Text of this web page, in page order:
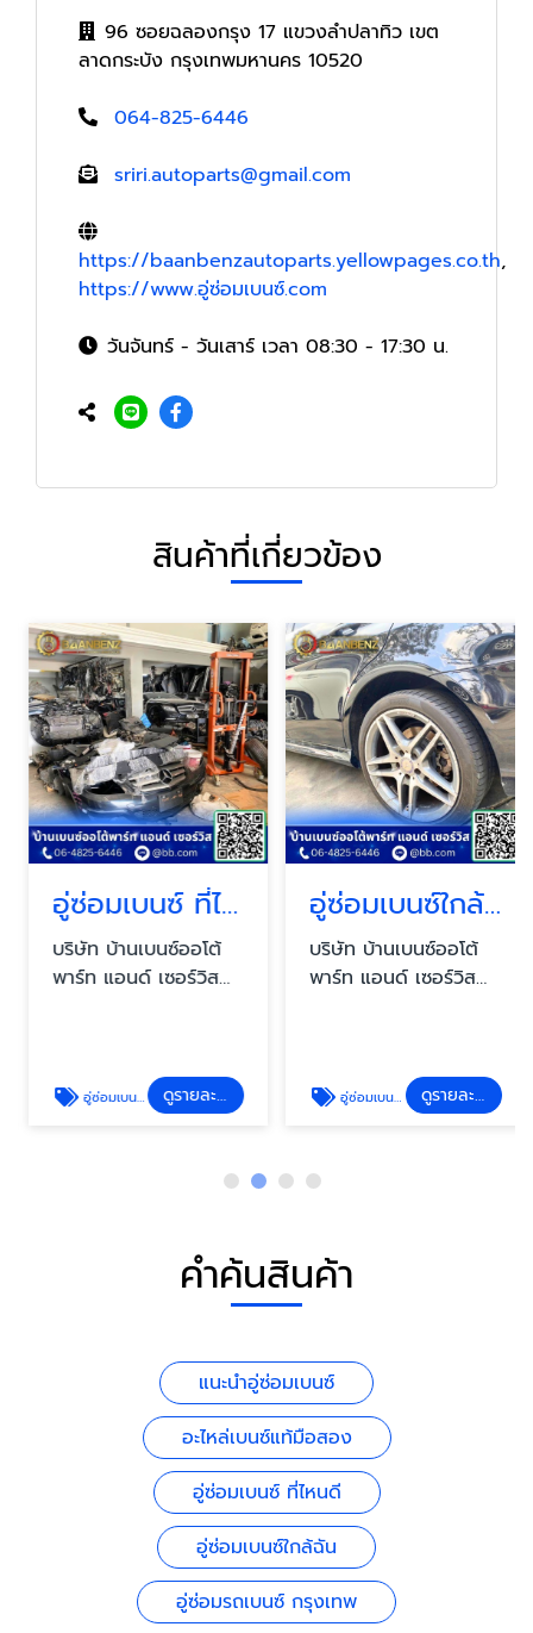
96 ซอยฉลองกรุง 17 แขวงลำปลาทิว เขต
ลาดกระบัง กรุงเทพมหานคร 10520
064-825-6446
sriri.autoparts@gmail.com
https://baanbenzautoparts.yellowpages.co.th,
https://www.อู่ซ่อมเบนซ์.com
วันจันทร์ - วันเสาร์ เวลา 08:30 - 17:30 น.
สินค้าที่เกี่ยวข้อง
อู่ซ่อมเบนซ์ ที่ไหนดี
บริษัท บ้านเบนซ์ออโต้
พาร์ท แอนด์ เซอร์วิส
อู่ซ่อมเบนซ์ ที่ไหนดี ดูรายละเอียด
อู่ซ่อมเบนซ์ใกล้ฉัน
บริษัท บ้านเบนซ์ออโต้
พาร์ท แอนด์ เซอร์วิส
อู่ซ่อมเบนซ์ใกล้ฉัน ดูรายละเอียด
คำค้นสินค้า
แนะนำอู่ซ่อมเบนซ์
อะไหล่เบนซ์แท้มือสอง
อู่ซ่อมเบนซ์ ที่ไหนดี
อู่ซ่อมเบนซ์ใกล้ฉัน
อู่ซ่อมรถเบนซ์ กรุงเทพ